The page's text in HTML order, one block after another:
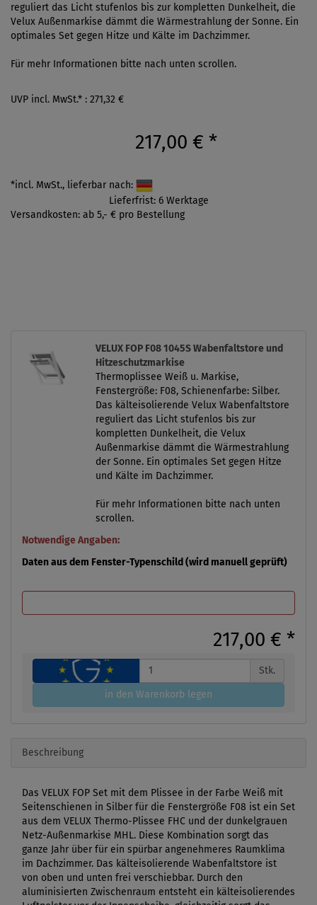
reguliert das Licht stufenlos bis zur kompletten Dunkelheit, die
Velux Außenmarkise dämmt die Wärmestrahlung der Sonne. Ein
optimales Set gegen Hitze und Kälte im Dachzimmer.
Für mehr Informationen bitte nach unten scrollen.
UVP incl. MwSt.* : 271,32 €
217,00 € *
*incl. MwSt., lieferbar nach:
Lieferfrist: 6 Werktage
Versandkosten: ab 5,- € pro Bestellung
VELUX FOP F08 1045S Wabenfaltstore und
Hitzeschutzmarkise
Thermoplissee Weiß u. Markise,
Fenstergröße: F08, Schienenfarbe: Silber.
Das kälteisolierende Velux Wabenfaltstore
reguliert das Licht stufenlos bis zur
kompletten Dunkelheit, die Velux
Außenmarkise dämmt die Wärmestrahlung
der Sonne. Ein optimales Set gegen Hitze
und Kälte im Dachzimmer.
Für mehr Informationen bitte nach unten
scrollen.
Notwendige Angaben:
Daten aus dem Fenster-Typenschild (wird manuell geprüft)
217,00 € *
Stk.
in den Warenkorb legen
Beschreibung
Das VELUX FOP Set mit dem Plissee in der Farbe Weiß mit
Seitenschienen in Silber für die Fenstergröße F08 ist ein Set
aus dem VELUX Thermo-Plissee FHC und der dunkelgrauen
Netz-Außenmarkise MHL. Diese Kombination sorgt das
ganze Jahr über für ein spürbar angenehmeres Raumklima
im Dachzimmer. Das kälteisolierende Wabenfaltstore ist
von oben und unten frei verschiebbar. Durch den
aluminisierten Zwischenraum entsteht ein kälteisolierendes